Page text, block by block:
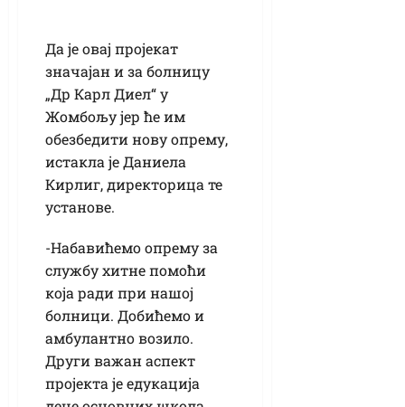
Да је овај пројекат
значајан и за болницу
„Др Карл Диел“ у
Жомбољу јер ће им
обезбедити нову опрему,
истакла је Даниела
Кирлиг, директорица те
установе.
-Набавићемо опрему за
службу хитне помоћи
која ради при нашој
болници. Добићемо и
амбулантно возило.
Други важан аспект
пројекта је едукација